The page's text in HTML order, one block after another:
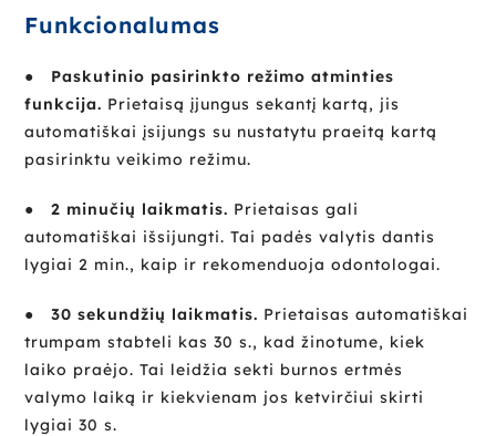
Funkcionalumas
● Paskutinio pasirinkto režimo atminties
funkcija. Prietaisą įjungus sekantį kartą, jis
automatiškai įsijungs su nustatytu praeitą kartą
pasirinktu veikimo režimu.
● 2 minučių laikmatis. Prietaisas gali
automatiškai išsijungti. Tai padės valytis dantis
lygiai 2 min., kaip ir rekomenduoja odontologai.
● 30 sekundžių laikmatis. Prietaisas automatiškai
trumpam stabteli kas 30 s., kad žinotume, kiek
laiko praėjo. Tai leidžia sekti burnos ertmės
valymo laiką ir kiekvienam jos ketvirčiui skirti
lygiai 30 s.